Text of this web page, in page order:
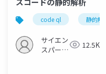
code ql 静的解析
サイエン
スパーク
12.5K